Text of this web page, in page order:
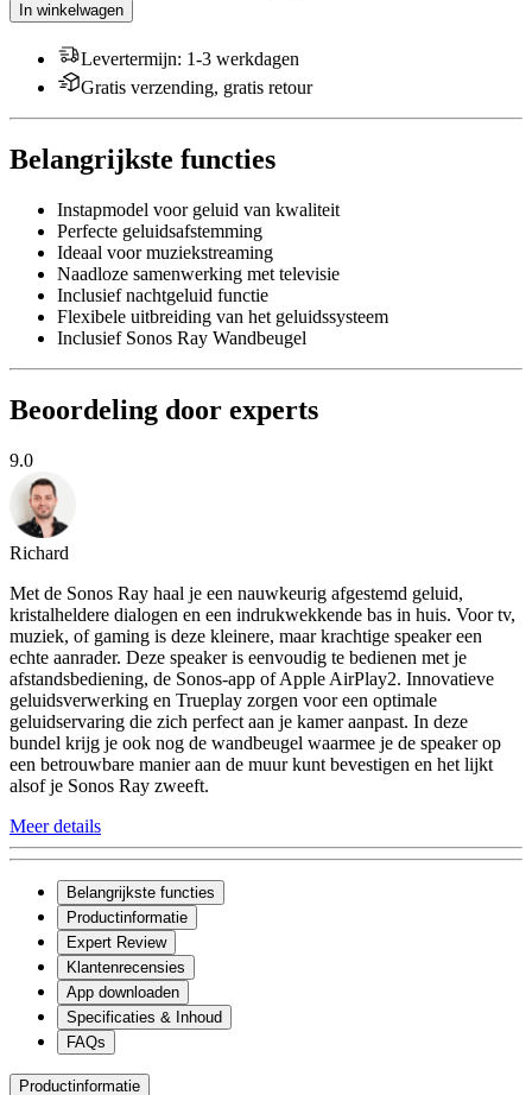
In winkelwagen
Levertermijn: 1-3 werkdagen
Gratis verzending, gratis retour
Belangrijkste functies
Instapmodel voor geluid van kwaliteit
Perfecte geluidsafstemming
Ideaal voor muziekstreaming
Naadloze samenwerking met televisie
Inclusief nachtgeluid functie
Flexibele uitbreiding van het geluidssysteem
Inclusief Sonos Ray Wandbeugel
Beoordeling door experts
9.0
Richard
Met de Sonos Ray haal je een nauwkeurig afgestemd geluid,
kristalheldere dialogen en een indrukwekkende bas in huis. Voor tv,
muziek, of gaming is deze kleinere, maar krachtige speaker een
echte aanrader. Deze speaker is eenvoudig te bedienen met je
afstandsbediening, de Sonos-app of Apple AirPlay2. Innovatieve
geluidsverwerking en Trueplay zorgen voor een optimale
geluidservaring die zich perfect aan je kamer aanpast. In deze
bundel krijg je ook nog de wandbeugel waarmee je de speaker op
een betrouwbare manier aan de muur kunt bevestigen en het lijkt
alsof je Sonos Ray zweeft.
Meer details
Belangrijkste functies
Productinformatie
Expert Review
Klantenrecensies
App downloaden
Specificaties & Inhoud
FAQs
Productinformatie